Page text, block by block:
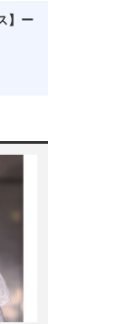
】ー